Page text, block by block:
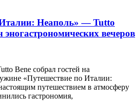
Неаполь» — Tutto
эногастрономических вечеров
Bene собрал гостей на
«Путешествие по Италии:
путешествием в атмосферу
гастрономия,